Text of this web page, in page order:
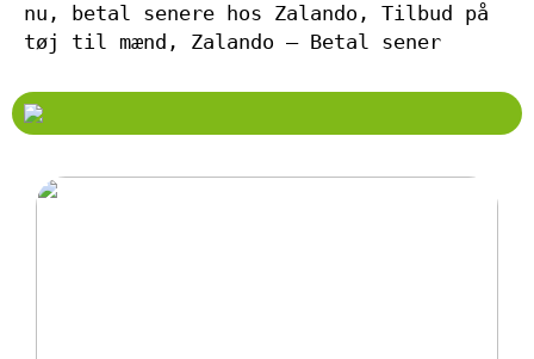
nu, betal senere hos Zalando, Tilbud på
tøj til mænd, Zalando – Betal sener